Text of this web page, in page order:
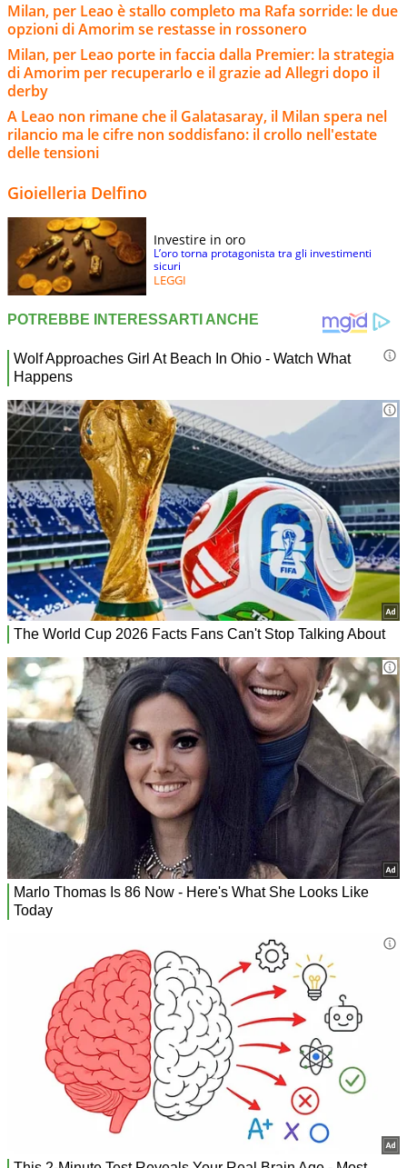
Milan, per Leao è stallo completo ma Rafa sorride: le due
opzioni di Amorim se restasse in rossonero
Milan, per Leao porte in faccia dalla Premier: la strategia
di Amorim per recuperarlo e il grazie ad Allegri dopo il
derby
A Leao non rimane che il Galatasaray, il Milan spera nel
rilancio ma le cifre non soddisfano: il crollo nell'estate
delle tensioni
Gioielleria Delfino
Investire in oro
L’oro torna protagonista tra gli investimenti
sicuri
LEGGI